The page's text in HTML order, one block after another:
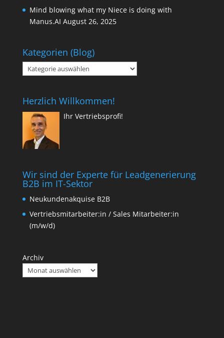
Mind blowing what my Niece is doing with
Manus.AI August 26, 2025
Kategorien (Blog)
Kategorien
(Blog)
Herzlich Willkommen!
Ihr Vertriebsprofi!
Wir sind der Experte für Leadgenerierung
B2B im IT-Sektor
Neukundenakquise B2B
Vertriebsmitarbeiter:in / Sales Mitarbeiter:in
(m/w/d)
Archiv